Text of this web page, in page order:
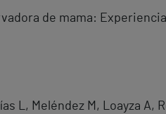
de mama:
L, Meléndez M, Loayza A,